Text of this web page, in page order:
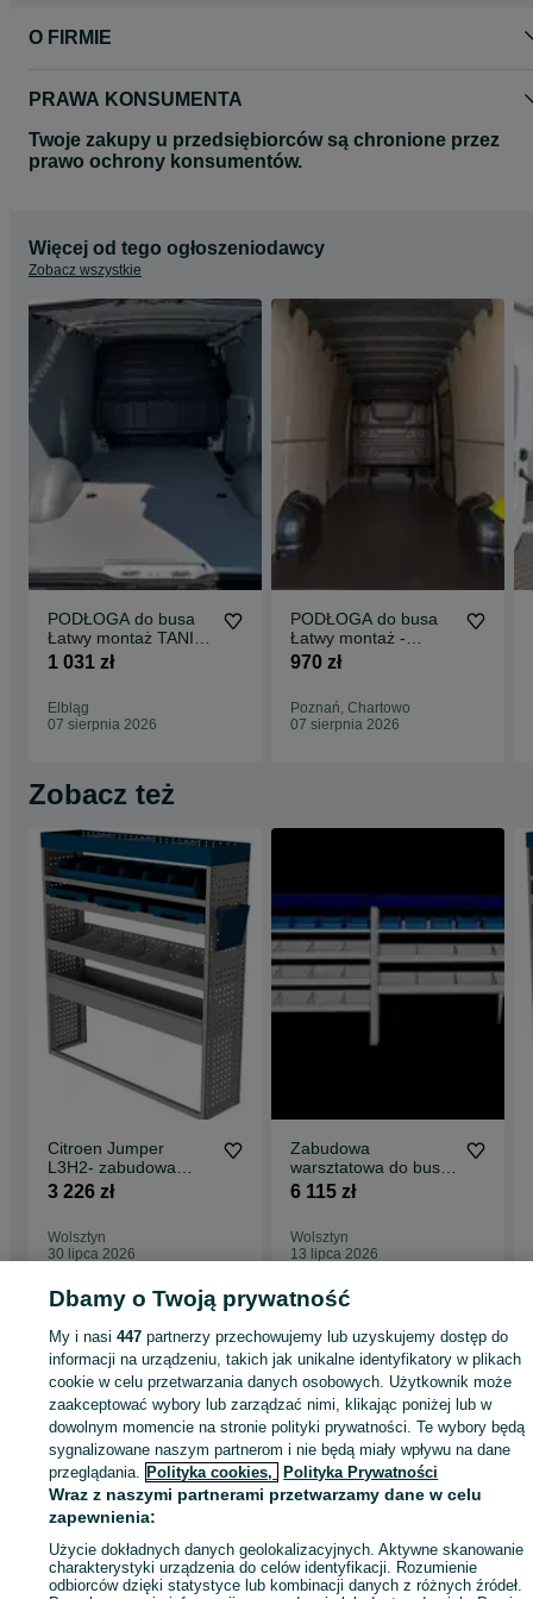
Na naszych innych aukcjach można znaleźć wersję zabudowy w
Potrzebujesz zabudowy do innego modelu?
Skontaktuj się z nami!
O FIRMIE
PRAWA KONSUMENTA
Twoje zakupy u przedsiębiorców są chronione przez
prawo ochrony konsumentów.
Więcej od tego ogłoszeniodawcy
Zobacz wszystkie
PODŁOGA do busa
Łatwy montaż TANIA
WYSYŁKA -
1 031 zł
Elbląg
07 sierpnia 2026
PODŁOGA do busa
Łatwy montaż -
SPRINTER wszystkie
970 zł
Poznań, Chartowo
07 sierpnia 2026
Zobacz też
Citroen Jumper
L3H2- zabudowa
warsztatowa strona
3 226 zł
Wolsztyn
30 lipca 2026
Zabudowa
warsztatowa do busa
DUCATO BOXER
6 115 zł
Wolsztyn
13 lipca 2026
Strona główna Motoryzacja Części samochodowe
Dostawcze i Ciężarowe
Dostawcze i Ciężarowe - Wielkopolskie
Dostawcze i Ciężarowe - Wolsztyn
KATEGORIA
ID:520766775 Wyświetlenia:
Zadzwoń / SMS Wyślij wiadomość
Dbamy o Twoją prywatność
My i nasi447 partnerzy przechowujemy lub uzyskujemy dostęp do
informacji na urządzeniu, takich jak unikalne identyfikatory w plikach
cookie w celu przetwarzania danych osobowych. Użytkownik może
zaakceptować wybory lub zarządzać nimi, klikając poniżej lub w
dowolnym momencie na stronie polityki prywatności. Te wybory będą
sygnalizowane naszym partnerom i nie będą miały wpływu na dane
przeglądania. Polityka cookies, Polityka Prywatności
Wraz z naszymi partnerami przetwarzamy dane w celu
zapewnienia:
Użycie dokładnych danych geolokalizacyjnych. Aktywne skanowanie
charakterystyki urządzenia do celów identyfikacji. Rozumienie
odbiorców dzięki statystyce lub kombinacji danych z różnych źródeł.